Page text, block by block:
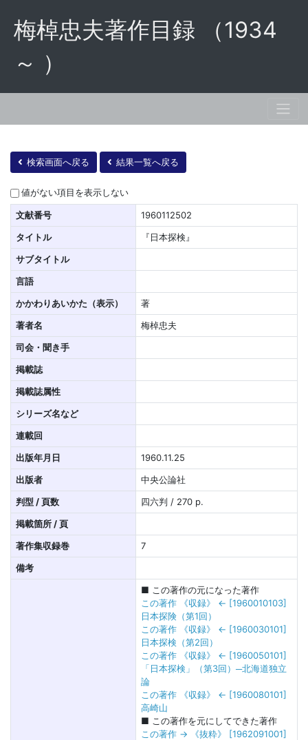
梅棹忠夫著作目録 （1934
～ ）
検索画面へ戻る 結果一覧へ戻る
値がない項目を表示しない
文献番号
1960112502
タイトル
『日本探検』
サブタイトル
言語
かかわりあいかた（表示）
著
著者名
梅棹忠夫
司会・聞き手
掲載誌
掲載誌属性
シリーズ名など
連載回
出版年月日
1960.11.25
出版者
中央公論社
判型 / 頁数
四六判 / 270 p.
掲載箇所 / 頁
著作集収録巻
7
備考
■ この著作の元になった著作
この著作 《収録》 ← [1960010103]
日本探険（第1回）
この著作 《収録》 ← [1960030101]
日本探検（第2回）
この著作 《収録》 ← [1960050101]
「日本探検」（第3回）─北海道独立
論
この著作 《収録》 ← [1960080101]
高崎山
■ この著作を元にしてできた著作
この著作 → 《抜粋》 [1962091001]